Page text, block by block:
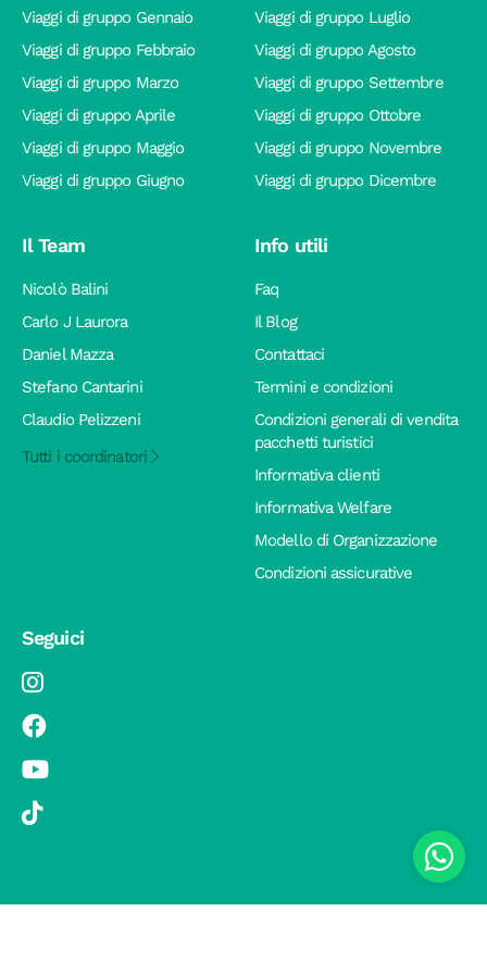
Viaggi di gruppo Gennaio
Viaggi di gruppo Febbraio
Viaggi di gruppo Marzo
Viaggi di gruppo Aprile
Viaggi di gruppo Maggio
Viaggi di gruppo Giugno
Viaggi di gruppo Luglio
Viaggi di gruppo Agosto
Viaggi di gruppo Settembre
Viaggi di gruppo Ottobre
Viaggi di gruppo Novembre
Viaggi di gruppo Dicembre
Il Team
Nicolò Balini
Carlo J Laurora
Daniel Mazza
Stefano Cantarini
Claudio Pelizzeni
Tutti i coordinatori
Info utili
Faq
Il Blog
Contattaci
Termini e condizioni
Condizioni generali di vendita
pacchetti turistici
Informativa clienti
Informativa Welfare
Modello di Organizzazione
Condizioni assicurative
Seguici